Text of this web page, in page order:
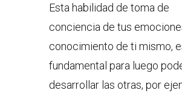
Esta habilidad de toma de
conciencia de tus
conocimiento de ti mismo,
fundamental para luego
desarrollar las otras, por